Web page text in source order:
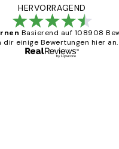
HERVORRAGEND
Basierend auf 108908
dir einige Bewertungen hier an.